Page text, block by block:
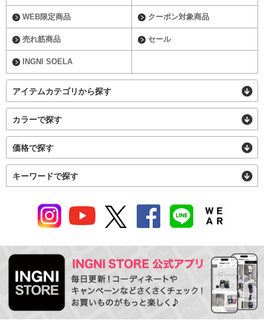
WEB限定商品 クーポン対象商品
売れ筋商品 セール
INGNI SOELA
アイテムカテゴリから探す
カラーで探す
価格で探す
キーワードで探す